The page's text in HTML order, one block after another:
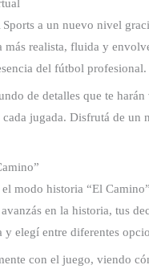
a un nuevo nivel
realista, fluida y
del fútbol profesional.
de detalles que te
jugada. Disfrutá de
modo historia “El
en la historia, tus
elegí entre diferentes
con el juego, viendo